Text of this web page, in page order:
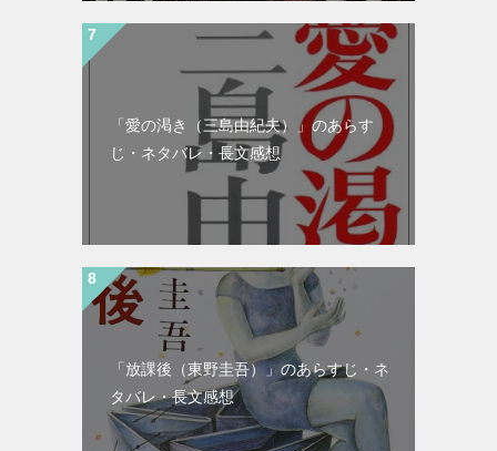
「愛の渇き（三島由紀夫）」のあらす
じ・ネタバレ・長文感想
「放課後（東野圭吾）」のあらすじ・ネ
タバレ・長文感想